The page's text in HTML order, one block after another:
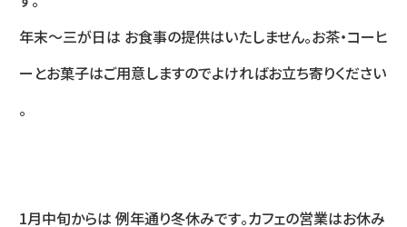
年末〜三が日は お食事の提供はいたしません⁡。お茶・コーヒ
ーと⁡お菓子はご用意しますので⁡よければお立ち寄りください
⁡。
1月中旬からは 例年通り冬休みです⁡。カフェの営業はお休み